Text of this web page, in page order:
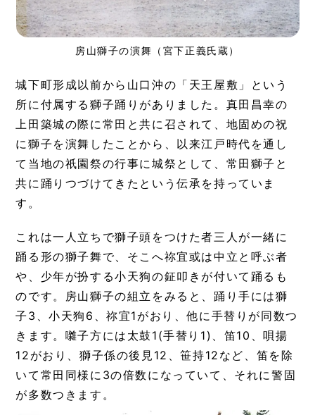
房山獅子の演舞（宮下正義氏蔵）
城下町形成以前から山口沖の「天王屋敷」という
所に付属する獅子踊りがありました。真田昌幸の
上田築城の際に常田と共に召されて、地固めの祝
に獅子を演舞したことから、以来江戸時代を通し
て当地の祇園祭の行事に城祭として、常田獅子と
共に踊りつづけてきたという伝承を持っていま
す。
これは一人立ちで獅子頭をつけた者三人が一緒に
踊る形の獅子舞で、そこへ祢宜或は中立と呼ぶ者
や、少年が扮する小天狗の鉦叩きが付いて踊るも
のです。房山獅子の組立をみると、踊り手には獅
子3、小天狗6、祢宜1がおり、他に手替りが同数つ
きます。囃子方には太鼓1(手替り1)、笛10、唄揚
12がおり、獅子係の後見12、笹持12など、笛を除
いて常田同様に3の倍数になっていて、それに警固
が多数つきます。